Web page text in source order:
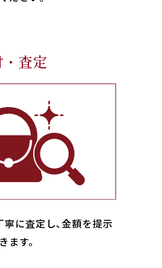
査定
寧に査定し､金額を提示
ます。